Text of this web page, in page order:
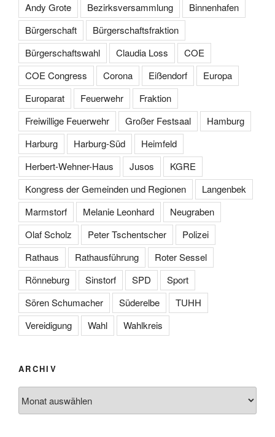
Andy Grote Bezirksversammlung
Binnenhafen
Bürgerschaft
Bürgerschaftsfraktion
Bürgerschaftswahl
Claudia Loss
COE
COE Congress
Corona Eißendorf
Europa
Europarat
Feuerwehr
Fraktion
Freiwillige Feuerwehr
Großer Festsaal
Hamburg
Harburg
Harburg-Süd
Heimfeld
Herbert-Wehner-Haus
Jusos
KGRE
Kongress der Gemeinden und Regionen
Langenbek
Marmstorf
Melanie Leonhard
Neugraben
Olaf Scholz
Peter Tschentscher
Polizei
Rathaus
Rathausführung
Roter Sessel
Rönneburg
Sinstorf SPD
Sport
Sören Schumacher
Süderelbe
TUHH
Vereidigung
Wahl Wahlkreis
ARCHIV